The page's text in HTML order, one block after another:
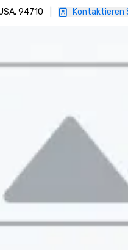
94710 Kontaktieren